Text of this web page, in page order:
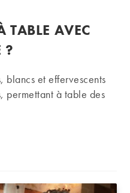
TABLE AVEC
?
blancs et effervescents
permettant à table des
à table avec les vins de Loire ?